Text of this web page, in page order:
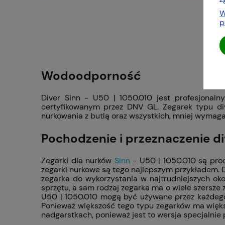
Wodoodporność
Diver Sinn - U50 | 1050.010 jest
certyfikowanym przez DNV GL. Zegarek typu
nurkowania z butlą oraz wszystkich, mniej
Pochodzenie i przeznaczenie
Zegarki dla nurków Sinn- U50 | 1050.010 są
zegarki nurkowe są tego najlepszym
zegarka do wykorzystania w najtrudniejszych
sprzętu, a sam rodzaj zegarka ma o wiele
U50 | 1050.010 mogą być używane przez
Ponieważ większość tego typu zegarków ma
nadgarstkach, ponieważ jest to wersja specjalnie